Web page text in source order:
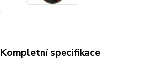
Kompletní specifikace